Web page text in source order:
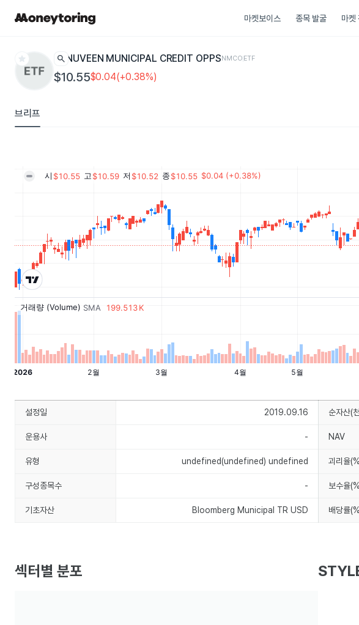
마켓보이스 종목 발굴 마켓
star search NUVEEN MUNICIPAL CREDIT OPPSNMCOETF
$10.55$0.04(+0.38%)
브리프